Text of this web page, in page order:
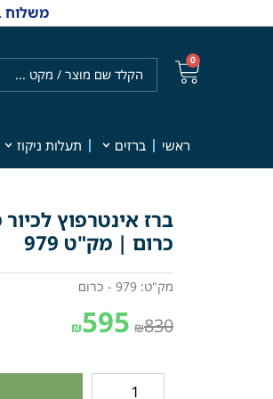
משלוח בחינם עד הבית
0
ראשי ברזים תעלות ניקוז
כרום | מק"ט 979
מק"ט: 979 - כרום
₪830
₪595